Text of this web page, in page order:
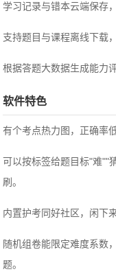
学习记录与错本云端保存
支持题目与课程离线下载
根据答题大数据生成能力
软件特色
有个考点热力图，正确率
可以按标签给题目标"难""
刷。
内置护考同好社区，闲下
随机组卷能限定难度系数
题。